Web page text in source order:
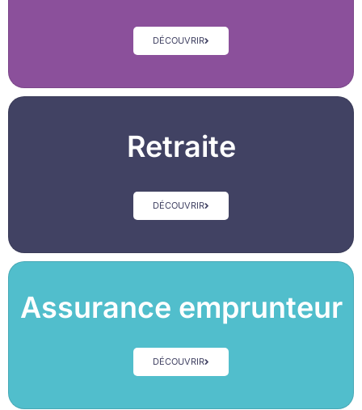
DÉCOUVRIR
Retraite
DÉCOUVRIR
Assurance emprunteur
DÉCOUVRIR